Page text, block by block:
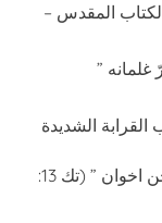
– كان لوط ابن أخي ابراهيم، ومع ذلك يقول الكتاب المقدس
” فلما سمع ابرام ( ابراهيم ) ان اخاه سبي جرّ غلمانه
وكذلك قول ابراهيم لأبن أخيه لوط ” لاننا نحن اخوان ” (تك 13: